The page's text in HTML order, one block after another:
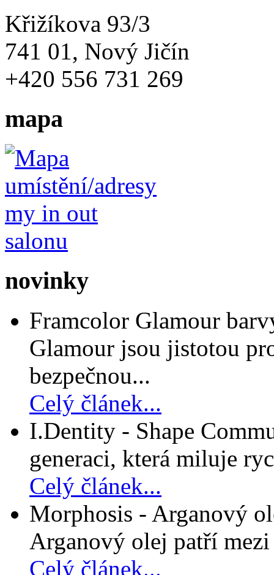
Křižíkova 93/3
741 01, Nový Jičín
+420 556 731 269
mapa
novinky
Framcolor Glamour
Glamour jsou jistotou
bezpečnou...
Celý článek...
I.Dentity - Shape
generaci, která miluje
Celý článek...
Morphosis - Arganový
Arganový olej patří
Celý článek...